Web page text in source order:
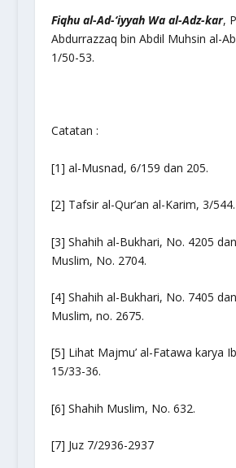
Fiqhu al-Ad-‘iyyah Wa al-Adz-kar,
Abdurrazzaq bin Abdil Muhsin al-
1/50-53.
Catatan :
[1] al-Musnad, 6/159 dan 205.
[2] Tafsir al-Qur’an al-Karim, 3/544.
[3] Shahih al-Bukhari, No. 4205
Muslim, No. 2704.
[4] Shahih al-Bukhari, No. 7405
Muslim, no. 2675.
[5] Lihat Majmu’ al-Fatawa karya
15/33-36.
[6] Shahih Muslim, No. 632.
[7] Juz 7/2936-2937